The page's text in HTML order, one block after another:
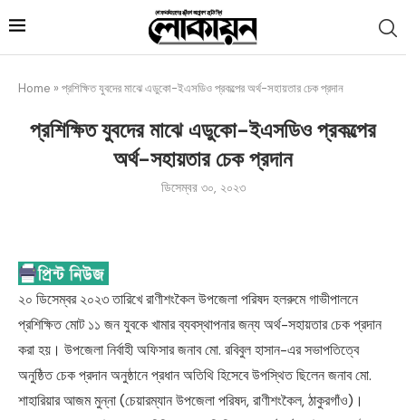
Home » প্রশিক্ষিত যুবদের মাঝে এডুকো-ইএসডিও প্রকল্পের অর্থ-সহায়তার চেক প্রদান
প্রশিক্ষিত যুবদের মাঝে এডুকো-ইএসডিও প্রকল্পের
অর্থ-সহায়তার চেক প্রদান
ডিসেম্বর ৩০, ২০২৩
২০ ডিসেম্বর ২০২৩ তারিখে রাণীশংকৈল উপজেলা পরিষদ হলরুমে গাভীপালনে
প্রশিক্ষিত মোট ১১ জন যুবকে খামার ব্যবস্থাপনার জন্য অর্থ-সহায়তার চেক প্রদান
করা হয়। উপজেলা নির্বাহী অফিসার জনাব মো. রবিবুল হাসান-এর সভাপতিত্বে
অনুষ্ঠিত চেক প্রদান অনুষ্ঠানে প্রধান অতিথি হিসেবে উপস্থিত ছিলেন জনাব মো.
শাহারিয়ার আজম মুন্না (চেয়ারম্যান উপজেলা পরিষদ, রাণীশংকৈল, ঠাকুরগাঁও)।